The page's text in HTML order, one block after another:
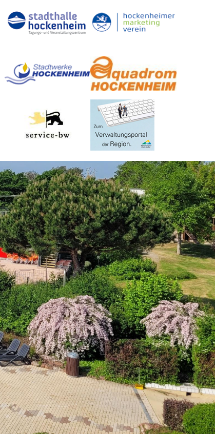
Dienste
Stadtplan
Newsletter
Mängelmelder
Erklärung zur Barrierefreiheit
Social-Media
Impressum Datenschutz Cookiespowered byKomm.ONE